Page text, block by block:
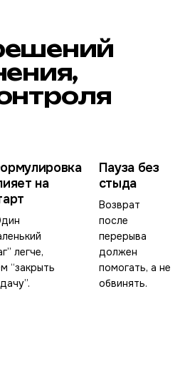
на
легче,
“закрыть
Пауза без
стыда
Возврат
после
перерыва
должен
помогать, а не
обвинять.